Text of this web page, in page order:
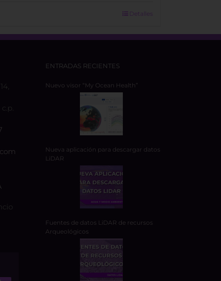
Detalles
ENTRADAS RECIENTES
Nuevo visor “My Ocean Health”
Nueva aplicación para descargar datos
LiDAR
Fuentes de datos LiDAR de recursos
Arqueológicos